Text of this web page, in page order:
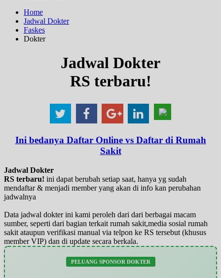
Home
Jadwal Dokter
Faskes
Dokter
Jadwal Dokter
RS terbaru!
Ini bedanya Daftar Online vs Daftar di Rumah
Sakit
Jadwal Dokter
RS terbaru! ini dapat berubah setiap saat, hanya yg sudah
mendaftar & menjadi member yang akan di info kan perubahan
jadwalnya
Data jadwal dokter ini kami peroleh dari dari berbagai macam
sumber, seperti dari bagian terkait rumah sakit,media sosial rumah
sakit ataupun verifikasi manual via telpon ke RS tersebut (khusus
member VIP) dan di update secara berkala.
PELUANG SPONSOR DOKTER